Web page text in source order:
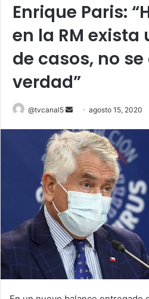
Enrique Paris:
en la RM
de casos, no
verdad”
@tvcanal5
Send
email
agosto 15, 2020